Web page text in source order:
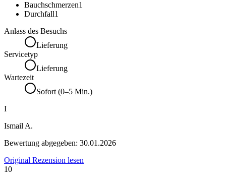
Bauchschmerzen1
Durchfall1
Anlass des Besuchs
Lieferung
Servicetyp
Lieferung
Wartezeit
Sofort (0–5 Min.)
I
Ismail A.
Bewertung abgegeben: 30.01.2026
Original Rezension lesen
10